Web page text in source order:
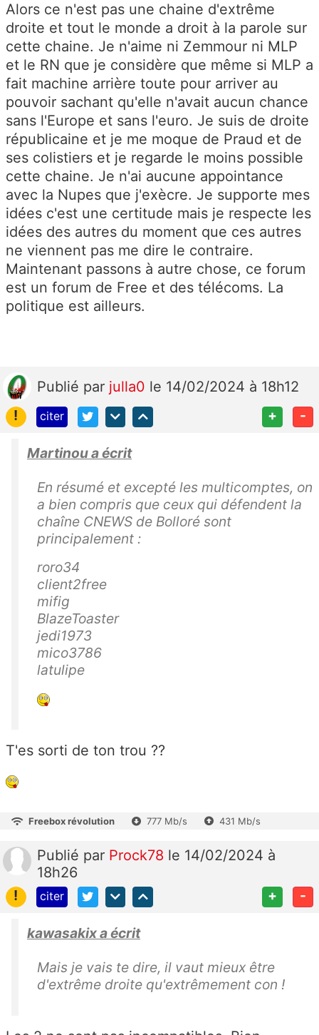
Alors ce n'est pas une chaine d'extrême
droite et tout le monde a droit à la parole sur
cette chaine. Je n'aime ni Zemmour ni MLP
et le RN que je considère que même si MLP a
fait machine arrière toute pour arriver au
pouvoir sachant qu'elle n'avait aucun chance
sans l'Europe et sans l'euro. Je suis de droite
républicaine et je me moque de Praud et de
ses colistiers et je regarde le moins possible
cette chaine. Je n'ai aucune appointance
avec la Nupes que j'exècre. Je supporte mes
idées c'est une certitude mais je respecte les
idées des autres du moment que ces autres
ne viennent pas me dire le contraire.
Maintenant passons à autre chose, ce forum
est un forum de Free et des télécoms. La
politique est ailleurs.
Publié par julla0 le 14/02/2024 à 18h12
!
citer + -
Martinou a écrit
En résumé et excepté les multicomptes, on
a bien compris que ceux qui défendent la
chaîne CNEWS de Bolloré sont
principalement :
roro34
client2free
mifig
BlazeToaster
jedi1973
mico3786
latulipe
T'es sorti de ton trou ??
Freebox révolution 777 Mb/s 431 Mb/s
Publié par Prock78 le 14/02/2024 à
18h26
!
citer + -
kawasakix a écrit
Mais je vais te dire, il vaut mieux être
d'extrême droite qu'extrêmement con !